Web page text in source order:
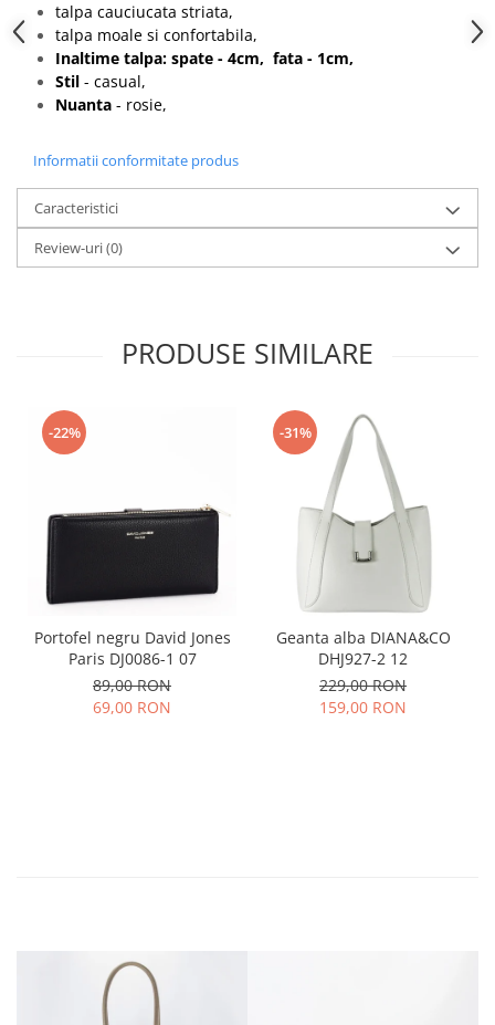
talpa cauciucata striata,
talpa moale si confortabila,
Inaltime talpa: spate - 4cm, fata - 1cm,
Stil - casual,
Nuanta - rosie,
Informatii conformitate produs
Caracteristici
Review-uri(0)
PRODUSE SIMILARE
-22%
Portofel negru David Jones
Paris DJ0086-1 07
89,00 RON
69,00 RON
-31%
Geanta alba DIANA&CO
DHJ927-2 12
229,00 RON
159,00 RON